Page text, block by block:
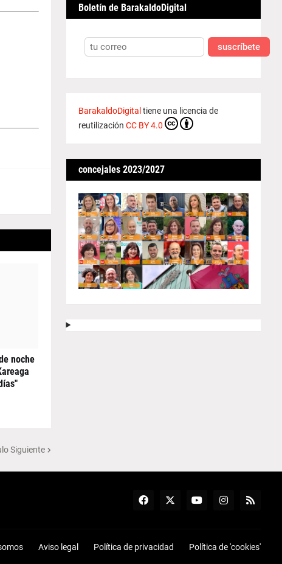
noche
Siguiente
Boletín de BarakaldoDigital
suscríbete
BarakaldoDigital tiene una licencia de
reutilización CC BY 4.0
concejales 2023/2027
Aviso legal Política de privacidad Política de 'cookies'